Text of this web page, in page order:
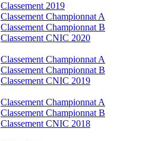
Classement 2019
Classement Championnat A
Classement Championnat B
Classement CNIC 2020
Classement Championnat A
Classement Championnat B
Classement CNIC 2019
Classement Championnat A
Classement Championnat B
Classement CNIC 2018